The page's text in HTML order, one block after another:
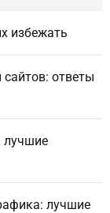
избежать
ответы
лучшие
лучшие